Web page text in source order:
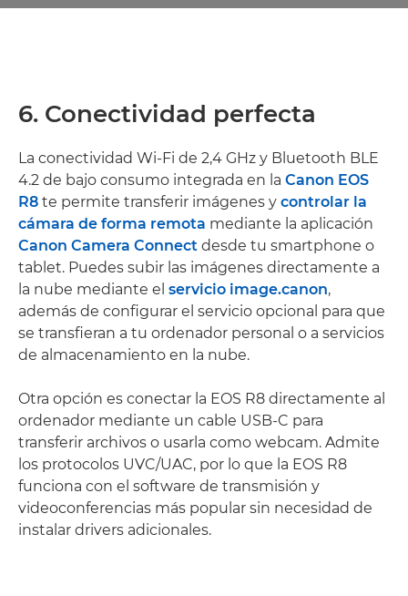
6. Conectividad perfecta
La conectividad Wi-Fi de 2,4 GHz y Bluetooth BLE
4.2 de bajo consumo integrada en la Canon EOS
R8 te permite transferir imágenes y controlar la
cámara de forma remota mediante la aplicación
Canon Camera Connect desde tu smartphone o
tablet. Puedes subir las imágenes directamente a
la nube mediante el servicio image.canon,
además de configurar el servicio opcional para que
se transfieran a tu ordenador personal o a servicios
de almacenamiento en la nube.
Otra opción es conectar la EOS R8 directamente al
ordenador mediante un cable USB-C para
transferir archivos o usarla como webcam. Admite
los protocolos UVC/UAC, por lo que la EOS R8
funciona con el software de transmisión y
videoconferencias más popular sin necesidad de
instalar drivers adicionales.